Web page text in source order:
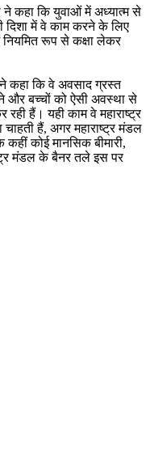
कहा कि युवाओं में अध्यात्म से
में वे काम करने के लिए
नियमित रूप से कक्षा लेकर
कहा कि वे अवसाद ग्रस्त
और बच्चों को ऐसी अवस्था से
हैं। यही काम वे महाराष्ट्र
हैं, अगर महाराष्ट्र मंडल
कोई मानसिक बीमारी,
मंडल के बैनर तले इस पर